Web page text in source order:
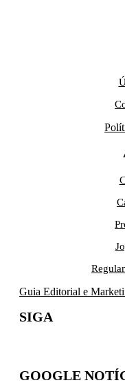
Guia Editorial e
SIGA
GOOGLE